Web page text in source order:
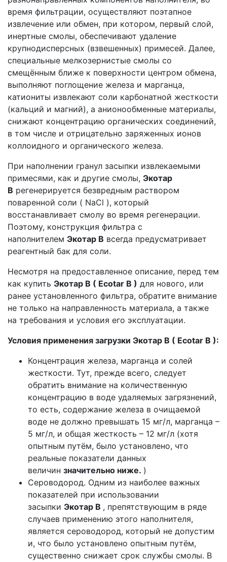
время фильтрации, осуществляют поэтапное
извлечение или обмен, при котором, первый слой,
инертные смолы, обеспечивают удаление
крупнодисперсных (взвешенных) примесей. Далее,
специальные мелкозернистые смолы со
смещённым ближе к поверхности центром обмена,
выполняют поглощение железа и марганца,
катиониты извлекают соли карбонатной жесткости
(кальций и магний), а анионообменные материалы,
снижают концентрацию органических соединений,
в том числе и отрицательно заряженных ионов
коллоидного и органического железа.
При наполнении гранул засыпки извлекаемыми
примесями, как и другие смолы, Экотар
B регенерируется безвредным раствором
поваренной соли ( NaCl ), который
восстанавливает смолу во время регенерации.
Поэтому, конструкция фильтра с
наполнителем Экотар B всегда предусматривает
реагентный бак для соли.
Несмотря на предоставленное описание, перед тем
как купить Экотар B ( Ecotar B ) для нового, или
ранее установленного фильтра, обратите внимание
не только на направленность материала, а также
на требования и условия его эксплуатации.
Условия применения загрузки Экотар B ( Ecotar B ):
Концентрация железа, марганца и солей
жесткости. Тут, прежде всего, следует
обратить внимание на количественную
концентрацию в воде удаляемых загрязнений,
то есть, содержание железа в очищаемой
воде не должно превышать 15 мг/л, марганца –
5 мг/л, и общая жесткость – 12 мг/л (хотя
опытным путём, было установлено, что
реальные показатели данных
величин значительно ниже. )
Сероводород. Одним из наиболее важных
показателей при использовании
засыпки Экотар B , препятствующим в ряде
случаев применению этого наполнителя,
является сероводород, который не допустим
и, что было установлено опытным путём,
существенно снижает срок службы смолы. В